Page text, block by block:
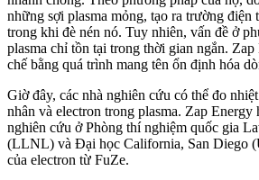
những sợi plasma mỏng, tạo ra trường điện
trong khi đè nén nó. Tuy nhiên, vấn đề ở
plasma chỉ tồn tại trong thời gian ngắn.
chế bằng quá trình mang tên ổn định hóa
Giờ đây, các nhà nghiên cứu có thể đo
nhân và electron trong plasma. Zap Energy
nghiên cứu ở Phòng thí nghiệm quốc gia
(LLNL) và Đại học California, San Diego
của electron từ FuZe.